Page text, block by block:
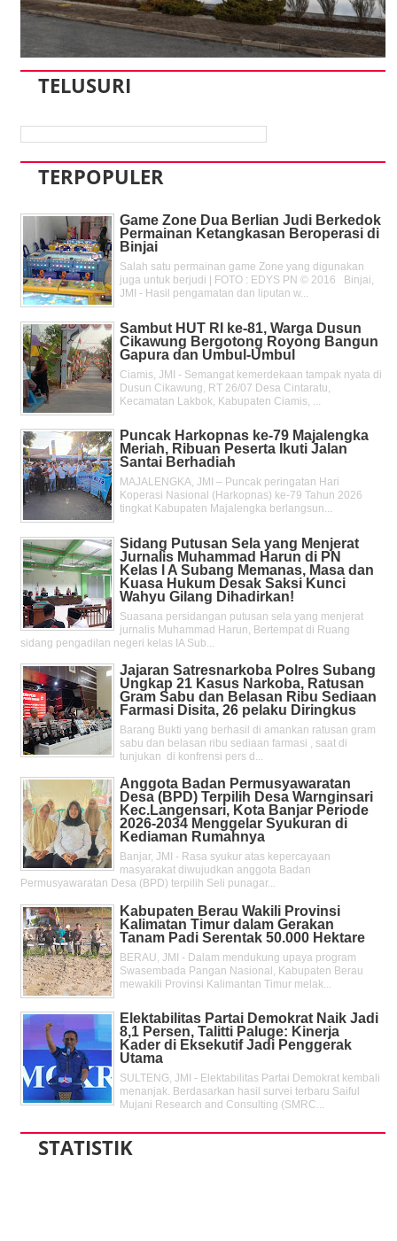
TELUSURI
TERPOPULER
Game Zone Dua Berlian Judi Berkedok
Permainan Ketangkasan Beroperasi di
Binjai
Salah satu permainan game Zone yang digunakan
juga untuk berjudi | FOTO : EDYS PN © 2016 Binjai,
JMI - Hasil pengamatan dan liputan w...
Sambut HUT RI ke-81, Warga Dusun
Cikawung Bergotong Royong Bangun
Gapura dan Umbul-Umbul
Ciamis, JMI - Semangat kemerdekaan tampak nyata di
Dusun Cikawung, RT 26/07 Desa Cintaratu,
Kecamatan Lakbok, Kabupaten Ciamis, ...
Puncak Harkopnas ke-79 Majalengka
Meriah, Ribuan Peserta Ikuti Jalan
Santai Berhadiah
MAJALENGKA, JMI – Puncak peringatan Hari
Koperasi Nasional (Harkopnas) ke-79 Tahun 2026
tingkat Kabupaten Majalengka berlangsun...
Sidang Putusan Sela yang Menjerat
Jurnalis Muhammad Harun di PN
Kelas l A Subang Memanas, Masa dan
Kuasa Hukum Desak Saksi Kunci
Wahyu Gilang Dihadirkan!
Suasana persidangan putusan sela yang menjerat
jurnalis Muhammad Harun, Bertempat di Ruang
sidang pengadilan negeri kelas IA Sub...
Jajaran Satresnarkoba Polres Subang
Ungkap 21 Kasus Narkoba, Ratusan
Gram Sabu dan Belasan Ribu Sediaan
Farmasi Disita, 26 pelaku Diringkus
Barang Bukti yang berhasil di amankan ratusan gram
sabu dan belasan ribu sediaan farmasi , saat di
tunjukan di konfrensi pers d...
Anggota Badan Permusyawaratan
Desa (BPD) Terpilih Desa Warnginsari
Kec.Langensari, Kota Banjar Periode
2026-2034 Menggelar Syukuran di
Kediaman Rumahnya
Banjar, JMI - Rasa syukur atas kepercayaan
masyarakat diwujudkan anggota Badan
Permusyawaratan Desa (BPD) terpilih Seli punagar...
Kabupaten Berau Wakili Provinsi
Kalimatan Timur dalam Gerakan
Tanam Padi Serentak 50.000 Hektare
BERAU, JMI - Dalam mendukung upaya program
Swasembada Pangan Nasional, Kabupaten Berau
mewakili Provinsi Kalimantan Timur melak...
Elektabilitas Partai Demokrat Naik Jadi
8,1 Persen, Talitti Paluge: Kinerja
Kader di Eksekutif Jadi Penggerak
Utama
SULTENG, JMI - Elektabilitas Partai Demokrat kembali
menanjak. Berdasarkan hasil survei terbaru Saiful
Mujani Research and Consulting (SMRC...
STATISTIK